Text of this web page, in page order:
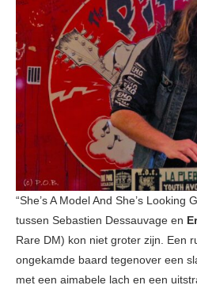
“She’s A Model And She’s Looking
tussen Sebastien Dessauvage en
Rare DM) kon niet groter zijn. Een
ongekamde baard tegenover een
met een aimabele lach en een